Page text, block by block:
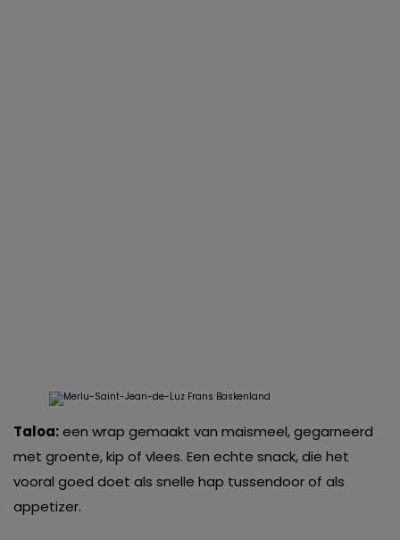
Taloa:een wrap gemaakt van maismeel, gegarneerd
met groente, kip of vlees. Een echte snack, die het
vooral goed doet als snelle hap tussendoor of als
appetizer.